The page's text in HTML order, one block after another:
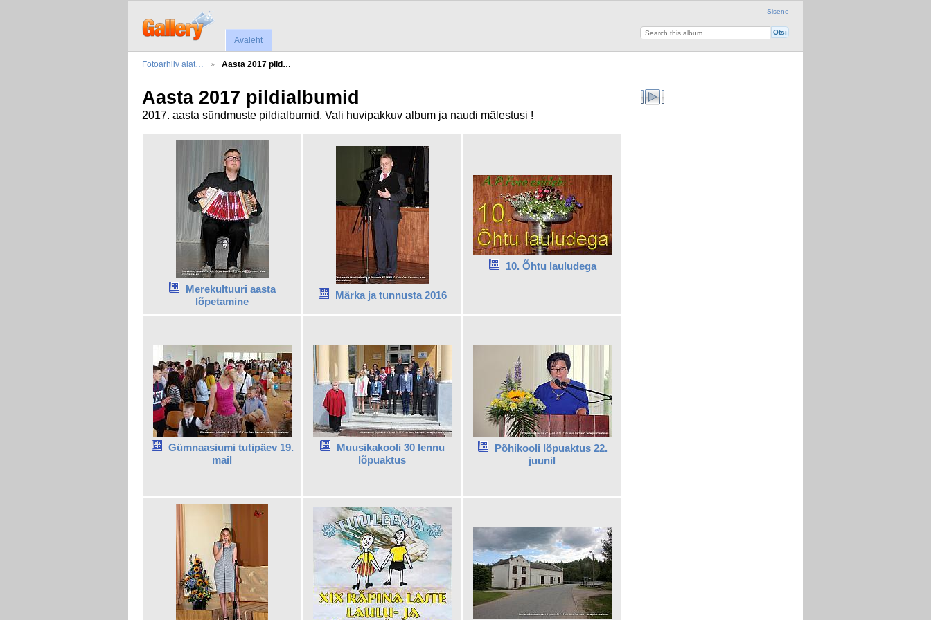
Sisene
Avaleht
Fotoarhiiv alat… Aasta 2017 pild…
Aasta 2017 pildialbumid
2017. aasta sündmuste pildialbumid. Vali huvipakkuv album ja naudi mälestusi !
Merekultuuri aasta
lõpetamine
Märka ja tunnusta 2016
10. Õhtu lauludega
Gümnaasiumi tutipäev 19.
mail
Muusikakooli 30 lennu
lõpuaktus
Põhikooli lõpuaktus 22.
juunil